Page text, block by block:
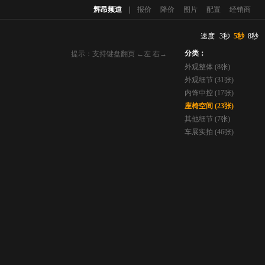
辉昂频道 报价 降价 图片 配置 经销商
提示：支持键盘翻页 ←左 右→
速度 3秒 5秒 8秒
分类：
外观整体 (8张)
外观细节 (31张)
内饰中控 (17张)
座椅空间 (23张)
其他细节 (7张)
车展实拍 (46张)